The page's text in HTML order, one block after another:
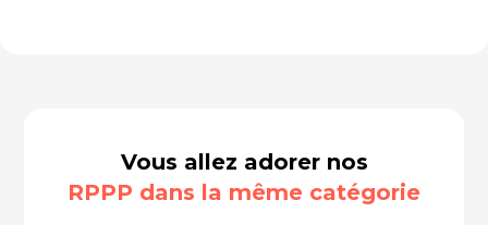
Vous allez adorer nos
RPPP dans la même catégorie